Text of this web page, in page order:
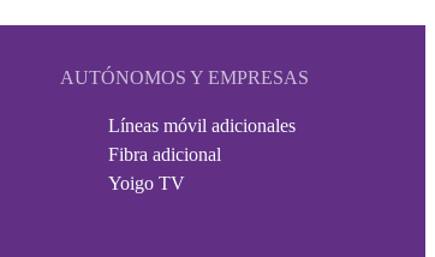
AUTÓNOMOS Y EMPRESAS
Líneas móvil adicionales
Fibra adicional
Yoigo TV